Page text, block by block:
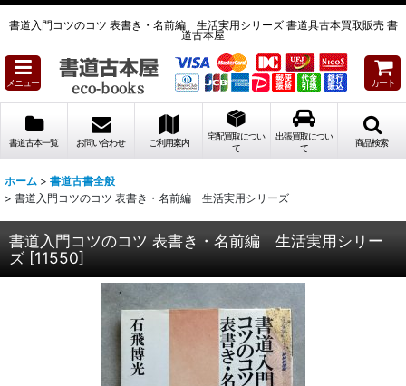
書道入門コツのコツ 表書き・名前編 生活実用シリーズ 書道具古本買取販売 書
道古本屋
メニュー カート
書道古本一覧 お問い合わせ ご利用案内
宅配買取につい
て
出張買取につい
て
商品検索
ホーム > 書道古書全般
> 書道入門コツのコツ 表書き・名前編 生活実用シリーズ
書道入門コツのコツ 表書き・名前編 生活実用シリー
ズ [11550]